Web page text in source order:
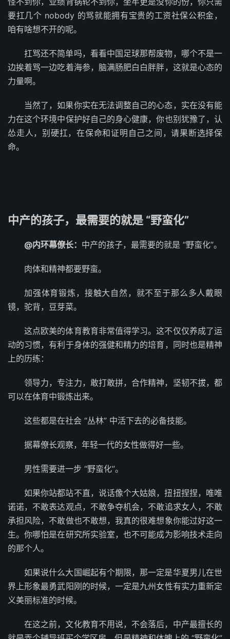
要扛几个 nobody 的骂就能拥有宝贵的工资社保公积金，
咱有啥想不开的呢。
扛骂还不简单吗，看看中国足球那帮废物，哪个不是一
边挨着骂一边吃着海参，脑满肠肥白白胖胖，这就是心态的
力量啊。
当然了，如果你实在无法调整自己的心态，实在没有能
力在这个环境中保护好自己的身心健康，你也别犹豫了，认
怂走人，别硬扛，在保命和证明自己之间，请果断选择保
命。
中产的孩子，最需要的就是 “野蛮化”
@内环幕僚长： 中产的孩子，最需要的就是 “野蛮化”。
肉体和精神都要野蛮。
加强体育锻炼，接触大自然，就不至于那么多人戴眼
镜，驼背，豆芽菜。
这点欧美的体育教育非常值得学习。这不仅仅养成了运
动的习惯，有利于身体的强健和精力的培育，同时也是精神
上的历练：
领导力，专注力，敢打敢拼，合作精神，坚韧不拔，都
可以在体育中锻炼出来。
这些都是在社会 “丛林” 中活下去的必备技能。
据幕僚长观察，年轻一代的女性做得好一些。
男性需要进一步 “野蛮化”。
如果你站都站不直，说话像个大姑娘，扭扭捏捏，唯唯
诺诺，不敢表达观点，不敢争夺机会，不敢追求女人，不敢
承担风险，不敢做也不敢想，我真的很难想象你能过好这一
生。你哪怕是在研究所实验室，也不可能成为影响技术走向
的那个人。
如果说什么大国崛起有个期限，那一定是华夏男儿在世
界上形象最勇武阳刚的时候，一定是九州女性有实力重新定
义美丽标准的时候。
在这之前，文化教育不用说，不会落后，中产最擅长的